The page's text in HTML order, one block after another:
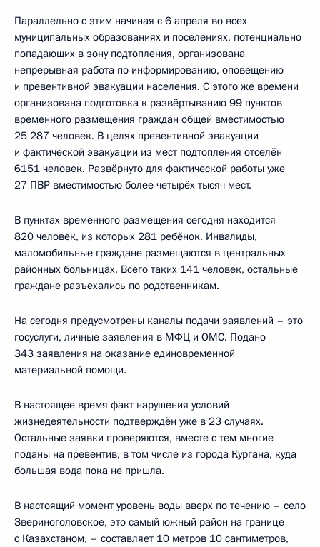
Параллельно с этим начиная с 6 апреля во всех
муниципальных образованиях и поселениях, потенциально
попадающих в зону подтопления, организована
непрерывная работа по информированию, оповещению
и превентивной эвакуации населения. С этого же времени
организована подготовка к развёртыванию 99 пунктов
временного размещения граждан общей вместимостью
25 287 человек. В целях превентивной эвакуации
и фактической эвакуации из мест подтопления отселён
6151 человек. Развёрнуто для фактической работы уже
27 ПВР вместимостью более четырёх тысяч мест.
В пунктах временного размещения сегодня находится
820 человек, из которых 281 ребёнок. Инвалиды,
маломобильные граждане размещаются в центральных
районных больницах. Всего таких 141 человек, остальные
граждане разъехались по родственникам.
На сегодня предусмотрены каналы подачи заявлений – это
госуслуги, личные заявления в МФЦ и ОМС. Подано
343 заявления на оказание единовременной
материальной помощи.
В настоящее время факт нарушения условий
жизнедеятельности подтверждён уже в 23 случаях.
Остальные заявки проверяются, вместе с тем многие
поданы на превентив, в том числе из города Кургана, куда
большая вода пока не пришла.
В настоящий момент уровень воды вверх по течению – село
Звериноголовское, это самый южный район на границе
с Казахстаном, – составляет 10 метров 10 сантиметров,